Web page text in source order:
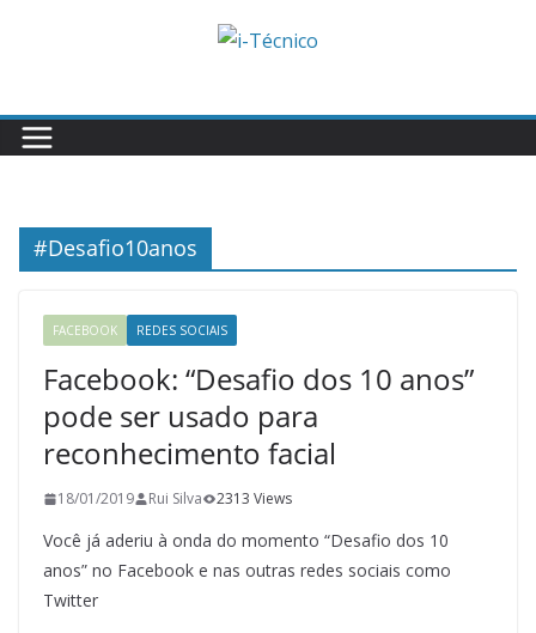
#Desafio10anos
FACEBOOK REDES SOCIAIS
Facebook: “Desafio dos 10 anos”
pode ser usado para
reconhecimento facial
18/01/2019 Rui Silva 2313 Views
Você já aderiu à onda do momento “Desafio dos 10
anos” no Facebook e nas outras redes sociais como
Twitter